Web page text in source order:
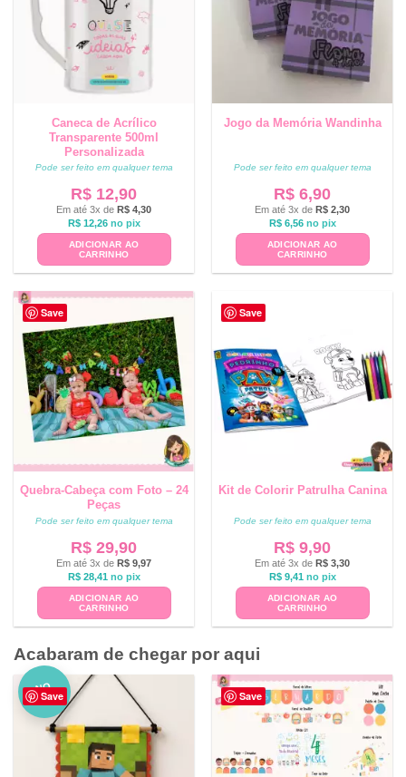
Caneca de Acrílico
Transparente 500ml
Personalizada
Pode ser feito em qualquer tema
R$ 12,90
Em até 3x de R$ 4,30
R$12,26 no pix
ADICIONAR AO
CARRINHO
Jogo da Memória Wandinha
Pode ser feito em qualquer tema
R$ 6,90
Em até 3x de R$ 2,30
R$6,56 no pix
ADICIONAR AO
CARRINHO
Save
Quebra-Cabeça com Foto – 24
Peças
Pode ser feito em qualquer tema
R$ 29,90
Em até 3x de R$ 9,97
R$28,41 no pix
ADICIONAR AO
CARRINHO
Save
Kit de Colorir Patrulha Canina
Pode ser feito em qualquer tema
R$ 9,90
Em até 3x de R$ 3,30
R$9,41 no pix
ADICIONAR AO
CARRINHO
Acabaram de chegar por aqui
Save
NO
VO Save